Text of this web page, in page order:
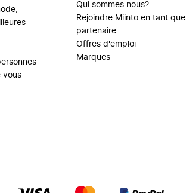
vous
Qui sommes nous?
Rejoindre Miinto en tant que
partenaire
Offres d'emploi
Marques